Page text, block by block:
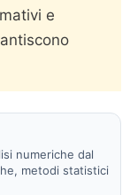
e
numeriche dal
metodi statistici